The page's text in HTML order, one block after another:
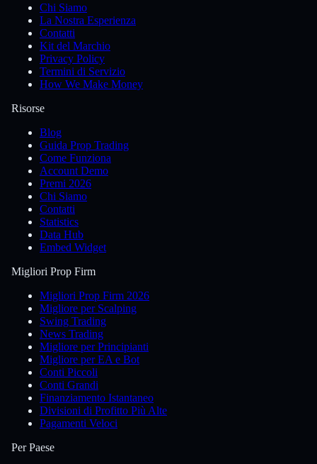
Chi Siamo
La Nostra Esperienza
Contatti
Kit del Marchio
Privacy Policy
Termini di Servizio
How We Make Money
Risorse
Blog
Guida Prop Trading
Come Funziona
Account Demo
Premi 2026
Chi Siamo
Contatti
Statistics
Data Hub
Embed Widget
Migliori Prop Firm
Migliori Prop Firm 2026
Migliore per Scalping
Swing Trading
News Trading
Migliore per Principianti
Migliore per EA e Bot
Conti Piccoli
Conti Grandi
Finanziamento Istantaneo
Divisioni di Profitto Più Alte
Pagamenti Veloci
Per Paese